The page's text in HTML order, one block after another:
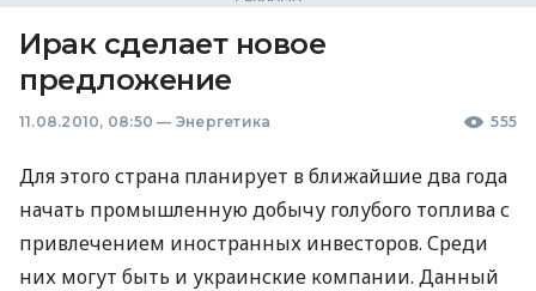
Ирак сделает новое
предложение
11.08.2010, 08:50 — Энергетика 555
Для этого страна планирует в ближайшие два года
начать промышленную добычу голубого топлива с
привлечением иностранных инвесторов. Среди
них могут быть и украинские компании. Данный